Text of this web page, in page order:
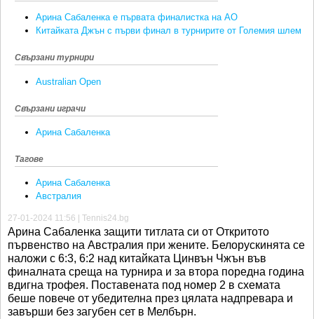
Арина Сабаленка е първата финалистка на АО
Китайката Джън с първи финал в турнирите от Големия шлем
Свързани турнири
Australian Open
Свързани играчи
Арина Сабаленка
Тагове
Арина Сабаленка
Австралия
27-01-2024 11:56 | Tennis24.bg
Арина Сабаленка защити титлата си от Откритото
първенство на Австралия при жените. Белорускинята се
наложи с 6:3, 6:2 над китайката Цинвън Чжън във
финалната среща на турнира и за втора поредна година
вдигна трофея. Поставената под номер 2 в схемата
беше повече от убедителна през цялата надпревара и
завърши без загубен сет в Мелбърн.